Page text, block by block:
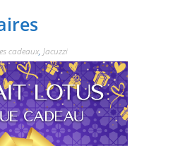
cadeaux, Jacuzzi